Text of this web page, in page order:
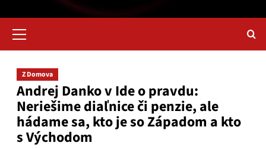
Menu
Z Domova
Andrej Danko v Ide o pravdu:
Neriešime diaľnice či penzie, ale
hádame sa, kto je so Západom a kto
s Východom